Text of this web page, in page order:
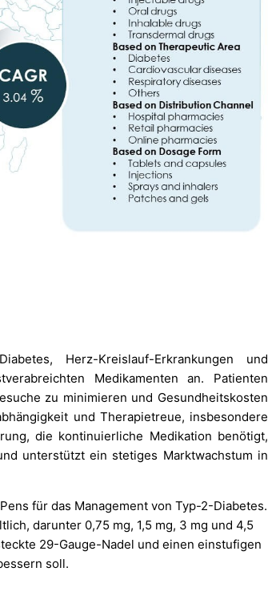
Herz-Kreislauf-Erkrankungen und
Medikamenten an. Patienten
zu minimieren und Gesundheitskosten
und Therapietreue, insbesondere
die kontinuierliche Medikation benötigt,
unterstützt ein stetiges Marktwachstum in
für das Management von Typ-2-Diabetes.
darunter 0,75 mg, 1,5 mg, 3 mg und 4,5
29-Gauge-Nadel und einen einstufigen
soll.